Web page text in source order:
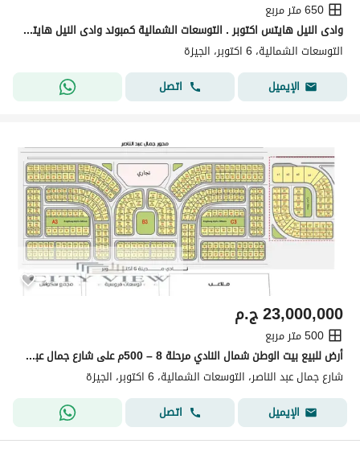
650 متر مربع
وادى النيل هايتس اكتوبر . التوسعات الشمالية كمبوند وادى النيل هايتس
التوسعات الشمالية، 6 اكتوبر، الجيزة
الإيميل
اتصل
ج.م23,000,000
500 متر مربع
أرض للبيع بيت الوطن شمال النادي مرحلة 8 – 500م على شارع جمال عبد الناصر الرئيسي
شارع جمال عبد الناصر، التوسعات الشمالية، 6 اكتوبر، الجيزة
الإيميل
اتصل